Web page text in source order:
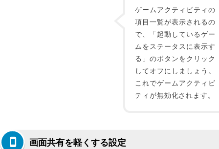
ゲームアクティビティの
項目一覧が表示されるの
で、「起動しているゲー
ムをステータスに表示す
る」のボタンをクリック
してオフにしましょう。
これでゲームアクティビ
ティが無効化されます。
画面共有を軽くする設定